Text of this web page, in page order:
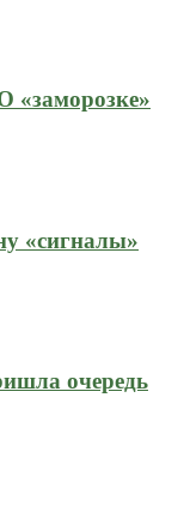
«заморозке»
«сигналы»
очередь